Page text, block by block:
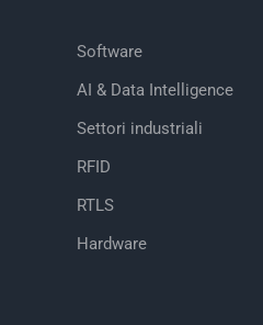
Software
AI & Data Intelligence
Settori industriali
RFID
RTLS
Hardware